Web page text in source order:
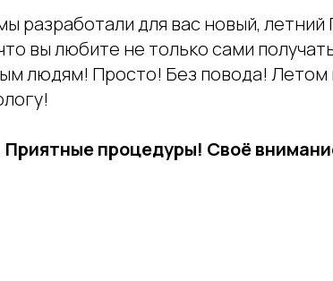
разработали для вас новый,
вы любите не только сами
людям! Просто! Без повода! Летом
процедуры! Своё